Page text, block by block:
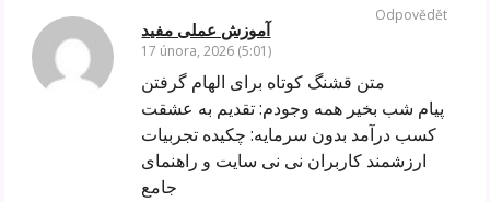
آموزش عملی مفید
17 února, 2026 (5:01)
متن قشنگ کوتاه برای الهام گرفتن
پیام شب بخیر همه وجودم: تقدیم به عشقت
کسب درآمد بدون سرمایه: چکیده تجربیات
ارزشمند کاربران نی نی سایت و راهنمای
جامع
Odpovědět